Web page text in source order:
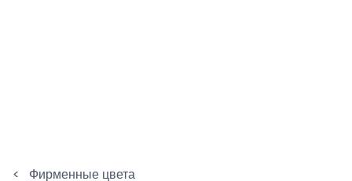
< Фирменные цвета